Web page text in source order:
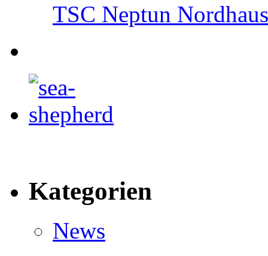
TSC Neptun
Kategorien
News